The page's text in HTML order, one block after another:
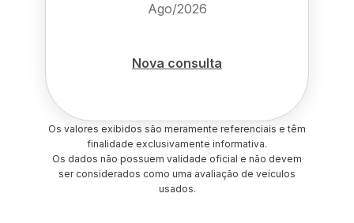
Ago/2026
Nova consulta
Os valores exibidos são meramente referenciais e têm
finalidade exclusivamente informativa.
Os dados não possuem validade oficial e não devem
ser considerados como uma avaliação de veículos
usados.